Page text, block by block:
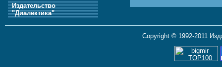
Издательство
"Диалектика"
Copyright © 1992-2011